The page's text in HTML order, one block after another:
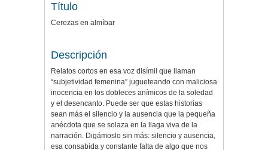
Título
Cerezas en almíbar
Descripción
Relatos cortos en esa voz disímil que llaman
“subjetividad femenina” jugueteando con maliciosa
inocencia en los dobleces anímicos de la soledad
y el desencanto. Puede ser que estas historias
sean más el silencio y la ausencia que la pequeña
anécdota que se solaza en la llaga viva de la
narración. Digámoslo sin más: silencio y ausencia,
esa consabida y constante falta de algo que nos